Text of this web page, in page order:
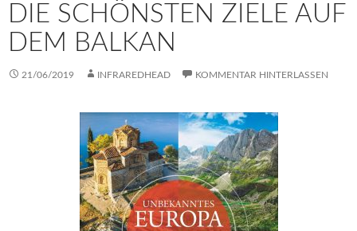
DIE SCHÖNSTEN ZIELE AUF
DEM BALKAN
21/06/2019 INFRAREDHEAD KOMMENTAR HINTERLASSEN